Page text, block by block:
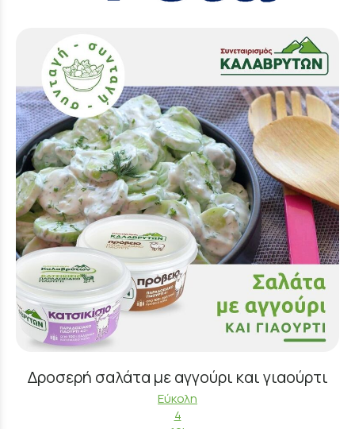
Δροσερή σαλάτα με αγγούρι και γιαούρτι
Εύκολη
4